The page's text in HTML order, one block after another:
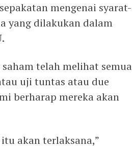
mengenai syarat-
yang dilakukan dalam
telah melihat semua
uji tuntas atau due
berharap mereka akan
akan terlaksana,”